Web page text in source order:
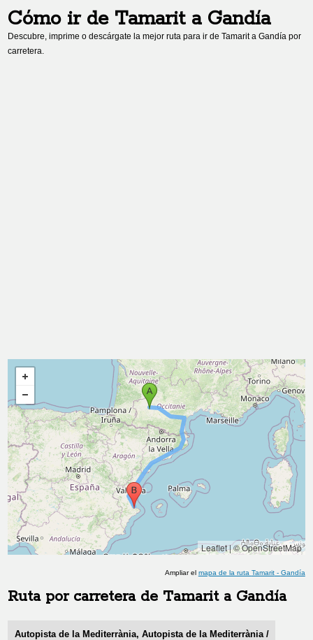
Cómo ir de Tamarita Gandía
Descubre, imprime o descárgate la mejor ruta para ir deTamaritaGandía por
carretera.
Leaflet|© OpenStreetMap
Ampliar el mapa de la ruta Tamarit- Gandía
Ruta por carretera de Tamarita Gandía
Autopista de la Mediterrània, Autopista de la Mediterrània /